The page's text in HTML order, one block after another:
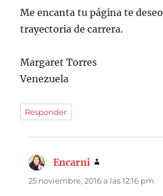
Me encanta tu página te
trayectoria de carrera.
Margaret Torres
Venezuela
Responder
Encarni
25 noviembre, 2016 a las 12:16 pm